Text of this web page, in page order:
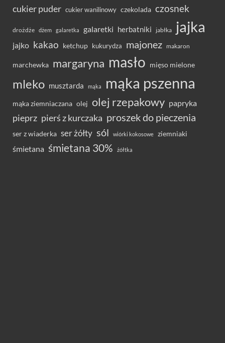
cukier puder cukier wanilinowy czekolada czosnek
drożdże dżem galaretka galaretki herbatniki jabłka jajka
jajko kakao ketchup kukurydza majonez makaron
marchewka margaryna masło mięso mielone
mleko musztarda mąka mąka pszenna
mąka ziemniaczana olej olej rzepakowy papryka
pieprz pierś z kurczaka proszek do pieczenia
ser z wiaderka ser żółty sól wiórki kokosowe ziemniaki
śmietana śmietana 30% żółtka